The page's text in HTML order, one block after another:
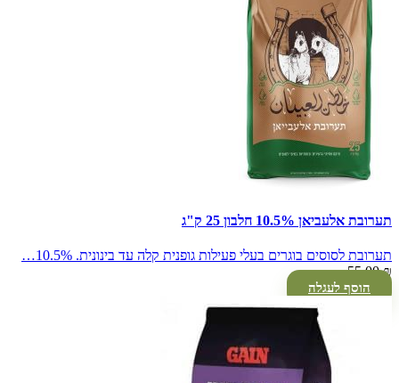
תערובת אלעביאן 10.5% חלבון 25 ק"ג
תערובת לסוסים בוגרים בעלי פעילות גופנית קלה עד בינונית. 10.5%…
55.00₪
הוסף לעגלה